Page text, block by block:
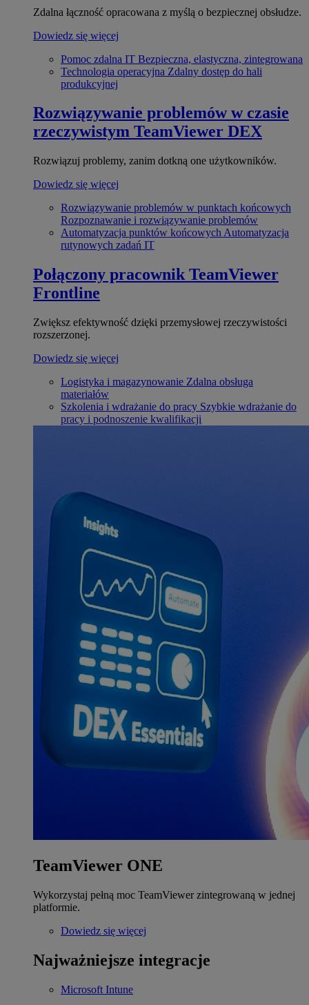
Zdalna łączność opracowana z myślą o bezpiecznej obsłudze.
Dowiedz się więcej
Pomoc zdalna IT Bezpieczna, elastyczna, zintegrowana
Technologia operacyjna Zdalny dostęp do hali
produkcyjnej
Rozwiązywanie problemów w czasie
rzeczywistym TeamViewer DEX
Rozwiązuj problemy, zanim dotkną one użytkowników.
Dowiedz się więcej
Rozwiązywanie problemów w punktach końcowych
Rozpoznawanie i rozwiązywanie problemów
Automatyzacja punktów końcowych Automatyzacja
rutynowych zadań IT
Połączony pracownik TeamViewer
Frontline
Zwiększ efektywność dzięki przemysłowej rzeczywistości
rozszerzonej.
Dowiedz się więcej
Logistyka i magazynowanie Zdalna obsługa
materiałów
Szkolenia i wdrażanie do pracy Szybkie wdrażanie do
pracy i podnoszenie kwalifikacji
TeamViewer ONE
Wykorzystaj pełną moc TeamViewer zintegrowaną w jednej
platformie.
Dowiedz się więcej
Najważniejsze integracje
Microsoft Intune